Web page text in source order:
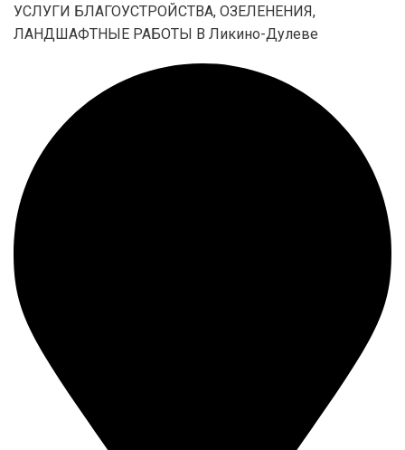
УСЛУГИ БЛАГОУСТРОЙСТВА, ОЗЕЛЕНЕНИЯ,
ЛАНДШАФТНЫЕ РАБОТЫ В Ликино-Дулеве